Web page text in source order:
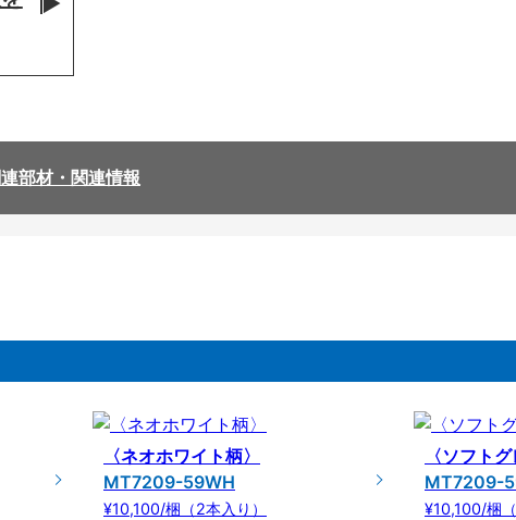
部材・関連情報
〈ネオホワイト柄〉
MT7209-59WH
¥10,100/梱（2本入り）
〈ソフト
MT7209-
¥10,100/梱（